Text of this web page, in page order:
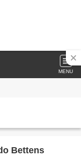
MENU
Bettens